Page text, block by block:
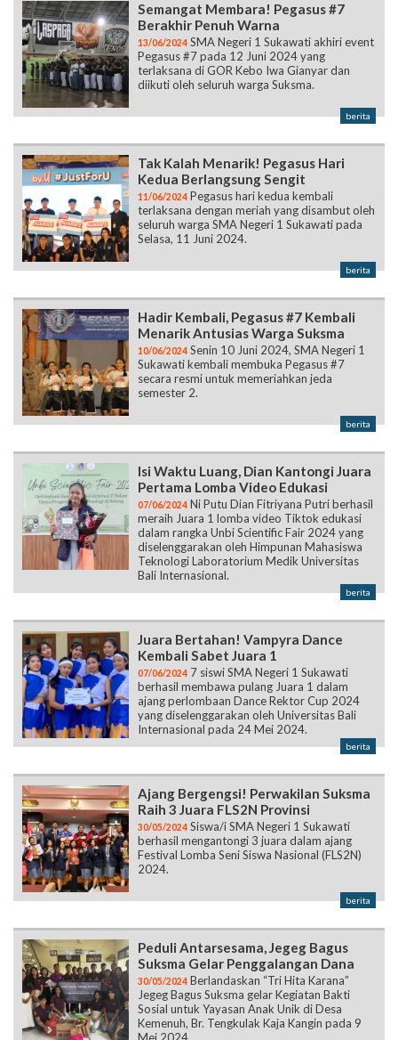
Semangat Membara! Pegasus #7
Berakhir Penuh Warna
13/06/2024 SMA Negeri 1 Sukawati akhiri event
Pegasus #7 pada 12 Juni 2024 yang
terlaksana di GOR Kebo Iwa Gianyar dan
diikuti oleh seluruh warga Suksma.
berita
Tak Kalah Menarik! Pegasus Hari
Kedua Berlangsung Sengit
11/06/2024 Pegasus hari kedua kembali
terlaksana dengan meriah yang disambut oleh
seluruh warga SMA Negeri 1 Sukawati pada
Selasa, 11 Juni 2024.
berita
Hadir Kembali, Pegasus #7 Kembali
Menarik Antusias Warga Suksma
10/06/2024 Senin 10 Juni 2024, SMA Negeri 1
Sukawati kembali membuka Pegasus #7
secara resmi untuk memeriahkan jeda
semester 2.
berita
Isi Waktu Luang, Dian Kantongi Juara
Pertama Lomba Video Edukasi
07/06/2024 Ni Putu Dian Fitriyana Putri berhasil
meraih Juara 1 lomba video Tiktok edukasi
dalam rangka Unbi Scientific Fair 2024 yang
diselenggarakan oleh Himpunan Mahasiswa
Teknologi Laboratorium Medik Universitas
Bali Internasional.
berita
Juara Bertahan! Vampyra Dance
Kembali Sabet Juara 1
07/06/2024 7 siswi SMA Negeri 1 Sukawati
berhasil membawa pulang Juara 1 dalam
ajang perlombaan Dance Rektor Cup 2024
yang diselenggarakan oleh Universitas Bali
Internasional pada 24 Mei 2024.
berita
Ajang Bergengsi! Perwakilan Suksma
Raih 3 Juara FLS2N Provinsi
30/05/2024 Siswa/i SMA Negeri 1 Sukawati
berhasil mengantongi 3 juara dalam ajang
Festival Lomba Seni Siswa Nasional (FLS2N)
2024.
berita
Peduli Antarsesama, Jegeg Bagus
Suksma Gelar Penggalangan Dana
30/05/2024 Berlandaskan “Tri Hita Karana”
Jegeg Bagus Suksma gelar Kegiatan Bakti
Sosial untuk Yayasan Anak Unik di Desa
Kemenuh, Br. Tengkulak Kaja Kangin pada 9